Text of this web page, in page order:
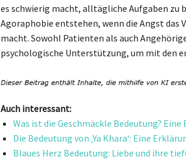
es schwierig macht, alltägliche Aufgaben zu
Agoraphobie entstehen, wenn die Angst das
macht. Sowohl Patienten als auch
psychologische Unterstützung, um mit den
Auch interessant:
Was ist die Geschmäckle Bedeutung?
Die Bedeutung von ‚Ya Khara‘: Eine
Blaues Herz Bedeutung: Liebe und ihre